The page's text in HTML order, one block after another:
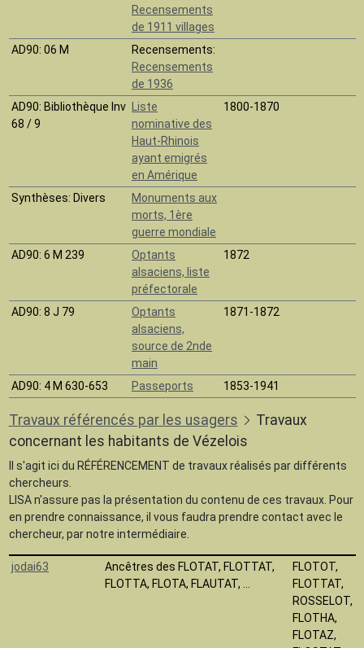
Recensements
de 1911 villages
AD90: 06 M
Recensements:
Recensements
de 1936
AD90: Bibliothèque Inv
68 / 9
Liste
nominative des
Haut-Rhinois
ayant emigrés
en Amérique
1800-1870
Synthèses: Divers
Monuments aux
morts, 1ère
guerre mondiale
AD90: 6 M 239
Optants
alsaciens, liste
préfectorale
1872
AD90: 8 J 79
Optants
alsaciens,
source de 2nde
main
1871-1872
AD90: 4 M 630-653 Passeports 1853-1941
Travaux référencés par les usagers
Travaux
concernant les habitants de Vézelois
Il s'agit ici du RÉFÉRENCEMENT de travaux réalisés par différents
chercheurs.
LISA n'assure pas la présentation du contenu de ces travaux. Pour
en prendre connaissance, il vous faudra prendre contact avec le
chercheur, par notre intermédiaire.
jodai63
Ancêtres des FLOTAT, FLOTTAT,
FLOTTA, FLOTA, FLAUTAT, ...
FLOTOT,
FLOTTAT,
ROSSELOT,
FLOTHA,
FLOTAZ,